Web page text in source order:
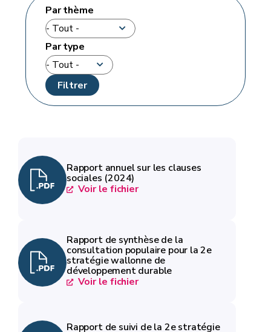
Par thème
Par type
Rapport annuel sur les clauses
sociales (2024)
Voir le fichier
Rapport de synthèse de la
consultation populaire pour la 2e
stratégie wallonne de
développement durable
Voir le fichier
Rapport de suivi de la 2e stratégie